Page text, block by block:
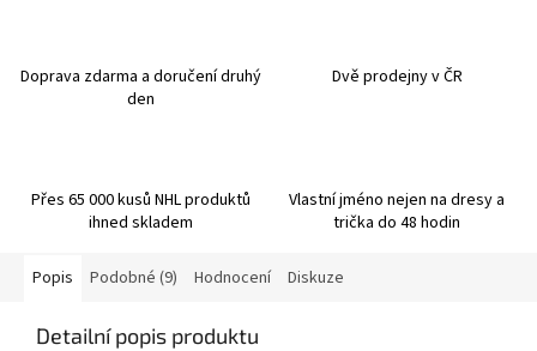
Doprava zdarma a doručení druhý
den
Dvě prodejny v ČR
Přes 65 000 kusů NHL produktů
ihned skladem
Vlastní jméno nejen na dresy a
trička do 48 hodin
Popis Podobné (9) Hodnocení Diskuze
Detailní popis produktu